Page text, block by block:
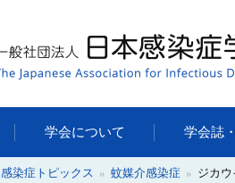
学会について 学会誌
感染症トピックス » 蚊媒介感染症 » ジカ